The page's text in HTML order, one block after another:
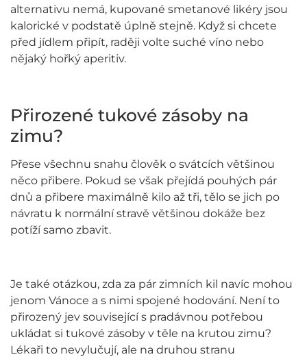
alternativu nemá, kupované smetanové likéry jsou
kalorické v podstatě úplně stejně. Když si chcete
před jídlem připít, raději volte suché víno nebo
nějaký hořký aperitiv.
Přirozené tukové zásoby na
zimu?
Přese všechnu snahu člověk o svátcích většinou
něco přibere. Pokud se však přejídá pouhých pár
dnů a přibere maximálně kilo až tři, tělo se jich po
návratu k normální stravě většinou dokáže bez
potíží samo zbavit.
Je také otázkou, zda za pár zimních kil navíc mohou
jenom Vánoce a s nimi spojené hodování. Není to
přirozený jev související s pradávnou potřebou
ukládat si tukové zásoby v těle na krutou zimu?
Lékaři to nevylučují, ale na druhou stranu